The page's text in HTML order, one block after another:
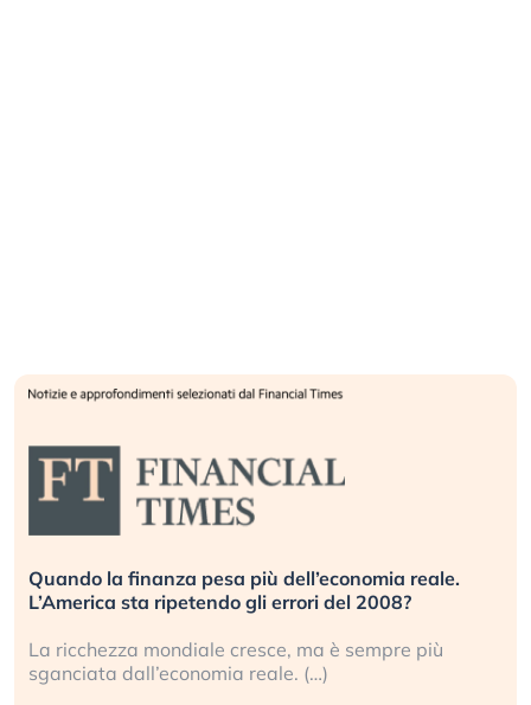
Quando la finanza pesa più dell’economia reale.
L’America sta ripetendo gli errori del 2008?
La ricchezza mondiale cresce, ma è sempre più
sganciata dall’economia reale. (…)